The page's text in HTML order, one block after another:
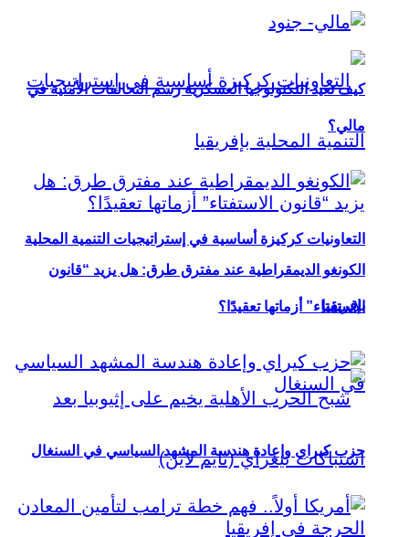
التعاونيات كركيزة أساسية في إستراتيجيات التنمية المحلية
بإفريقيا
كيف تعيد التكنولوجيا العسكرية رسم التحالفات الأمنية في
مالي؟
الكونغو الديمقراطية عند مفترق طرق: هل يزيد “قانون
الاستفتاء” أزماتها تعقيدًا؟
حزب كيراي وإعادة هندسة المشهد السياسي في السنغال